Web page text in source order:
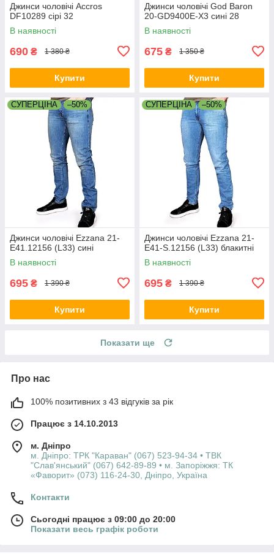
Джинси чоловічі Accros
DF10289 сірі 32
В наявності
690 ₴ 1 380 ₴
Купити
Джинси чоловічі God Baron
20-GD9400E-X3 сині 28
В наявності
675 ₴ 1 350 ₴
Купити
СУПЕРЦІНА –50%
Джинси чоловічі Ezzana 21-
E41.12156 (L33) сині
В наявності
695 ₴ 1 390 ₴
Купити
СУПЕРЦІНА –50%
Джинси чоловічі Ezzana 21-
E41-S.12156 (L33) блакитні
В наявності
695 ₴ 1 390 ₴
Купити
Показати ще
Про нас
100% позитивних з 43 відгуків за рік
Працює з 14.10.2013
м. Дніпро
м. Дніпро: ТРК "Караван" (067) 523-94-34 • ТВК
"Слав'янський" (067) 642-89-89 • м. Запоріжжя: ТК
«Фаворит» (073) 116-24-30, Дніпро, Україна
Контакти
Сьогодні працює з 09:00 до 20:00
Показати весь графік роботи